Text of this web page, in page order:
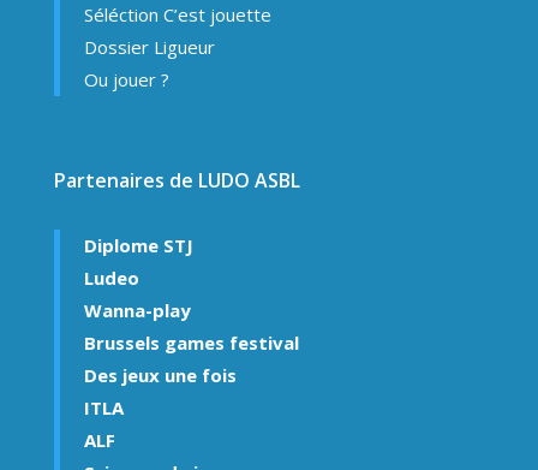
Séléction C’est jouette
Dossier Ligueur
Ou jouer ?
Partenaires de LUDO ASBL
Diplome STJ
Ludeo
Wanna-play
Brussels games festival
Des jeux une fois
ITLA
ALF